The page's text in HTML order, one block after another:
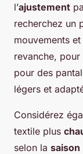
l’ajustement
recherchez un
mouvements
revanche, pour
pour des
légers et
Considérez
textile plus
selon la saison